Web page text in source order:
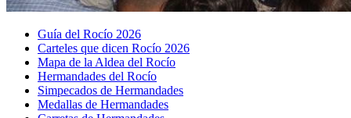
Guía del Rocío 2026
Carteles que dicen Rocío 2026
Mapa de la Aldea del Rocío
Hermandades del Rocío
Simpecados de Hermandades
Medallas de Hermandades